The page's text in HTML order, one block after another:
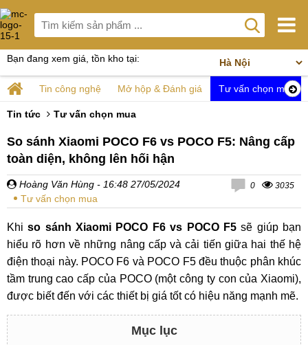
Bạn đang xem giá, tồn kho tại:
Tin công nghệ Mở hộp & Đánh giá Tư vấn chọn mua
Tin tức Tư vấn chọn mua
So sánh Xiaomi POCO F6 vs POCO F5: Nâng cấp
toàn diện, không lên hối hận
Hoàng Văn Hùng - 16:48 27/05/2024
Tư vấn chọn mua
0 3035
Khiso sánh Xiaomi POCO F6 vs POCO F5sẽ giúp bạn
hiểu rõ hơn về những nâng cấp và cải tiến giữa hai thế hệ
điện thoại này. POCO F6 và POCO F5 đều thuộc phân khúc
tầm trung cao cấp của POCO (một công ty con của Xiaomi),
được biết đến với các thiết bị giá tốt có hiệu năng mạnh mẽ.
Mục lục